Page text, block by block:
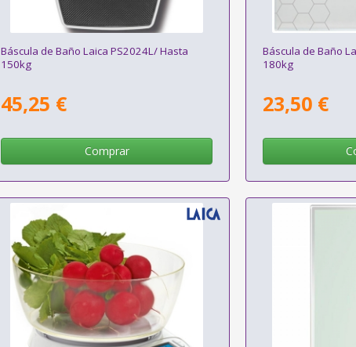
Báscula de Baño Laica PS2024L/ Hasta
150kg
45,25 €
Comprar
Báscula de Baño
180kg
23,50 €